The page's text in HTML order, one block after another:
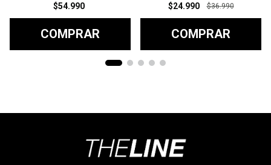
$54.990
COMPRAR
$24.990 $36.990
COMPRAR